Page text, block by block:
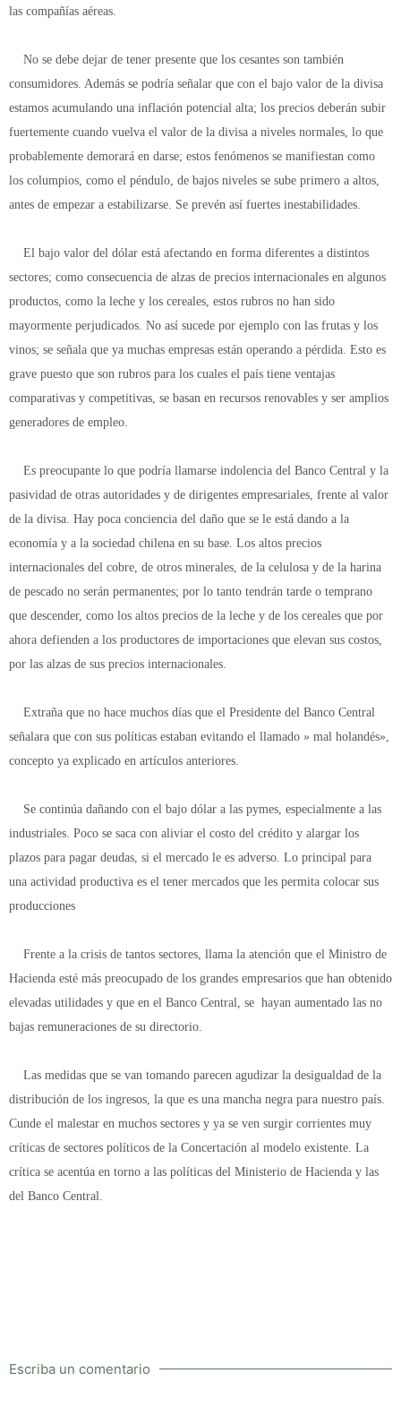
las compañías aéreas.
No se debe dejar de tener presente que los cesantes son también
consumidores. Además se podría señalar que con el bajo valor de la divisa
estamos acumulando una inflación potencial alta; los precios deberán subir
fuertemente cuando vuelva el valor de la divisa a niveles normales, lo que
probablemente demorará en darse; estos fenómenos se manifiestan como
los columpios, como el péndulo, de bajos niveles se sube primero a altos,
antes de empezar a estabilizarse. Se prevén así fuertes inestabilidades.
El bajo valor del dólar está afectando en forma diferentes a distintos
sectores; como consecuencia de alzas de precios internacionales en algunos
productos, como la leche y los cereales, estos rubros no han sido
mayormente perjudicados. No así sucede por ejemplo con las frutas y los
vinos; se señala que ya muchas empresas están operando a pérdida. Esto es
grave puesto que son rubros para los cuales el país tiene ventajas
comparativas y competitivas, se basan en recursos renovables y ser amplios
generadores de empleo.
Es preocupante lo que podría llamarse indolencia del Banco Central y la
pasividad de otras autoridades y de dirigentes empresariales, frente al valor
de la divisa. Hay poca conciencia del daño que se le está dando a la
economía y a la sociedad chilena en su base. Los altos precios
internacionales del cobre, de otros minerales, de la celulosa y de la harina
de pescado no serán permanentes; por lo tanto tendrán tarde o temprano
que descender, como los altos precios de la leche y de los cereales que por
ahora defienden a los productores de importaciones que elevan sus costos,
por las alzas de sus precios internacionales.
Extraña que no hace muchos días que el Presidente del Banco Central
señalara que con sus políticas estaban evitando el llamado » mal holandés»,
concepto ya explicado en artículos anteriores.
Se continúa dañando con el bajo dólar a las pymes, especialmente a las
industriales. Poco se saca con aliviar el costo del crédito y alargar los
plazos para pagar deudas, si el mercado le es adverso. Lo principal para
una actividad productiva es el tener mercados que les permita colocar sus
producciones
Frente a la crisis de tantos sectores, llama la atención que el Ministro de
Hacienda esté más preocupado de los grandes empresarios que han obtenido
elevadas utilidades y que en el Banco Central, se hayan aumentado las no
bajas remuneraciones de su directorio.
Las medidas que se van tomando parecen agudizar la desigualdad de la
distribución de los ingresos, la que es una mancha negra para nuestro país.
Cunde el malestar en muchos sectores y ya se ven surgir corrientes muy
críticas de sectores políticos de la Concertación al modelo existente. La
crítica se acentúa en torno a las políticas del Ministerio de Hacienda y las
del Banco Central.
Escriba un comentario